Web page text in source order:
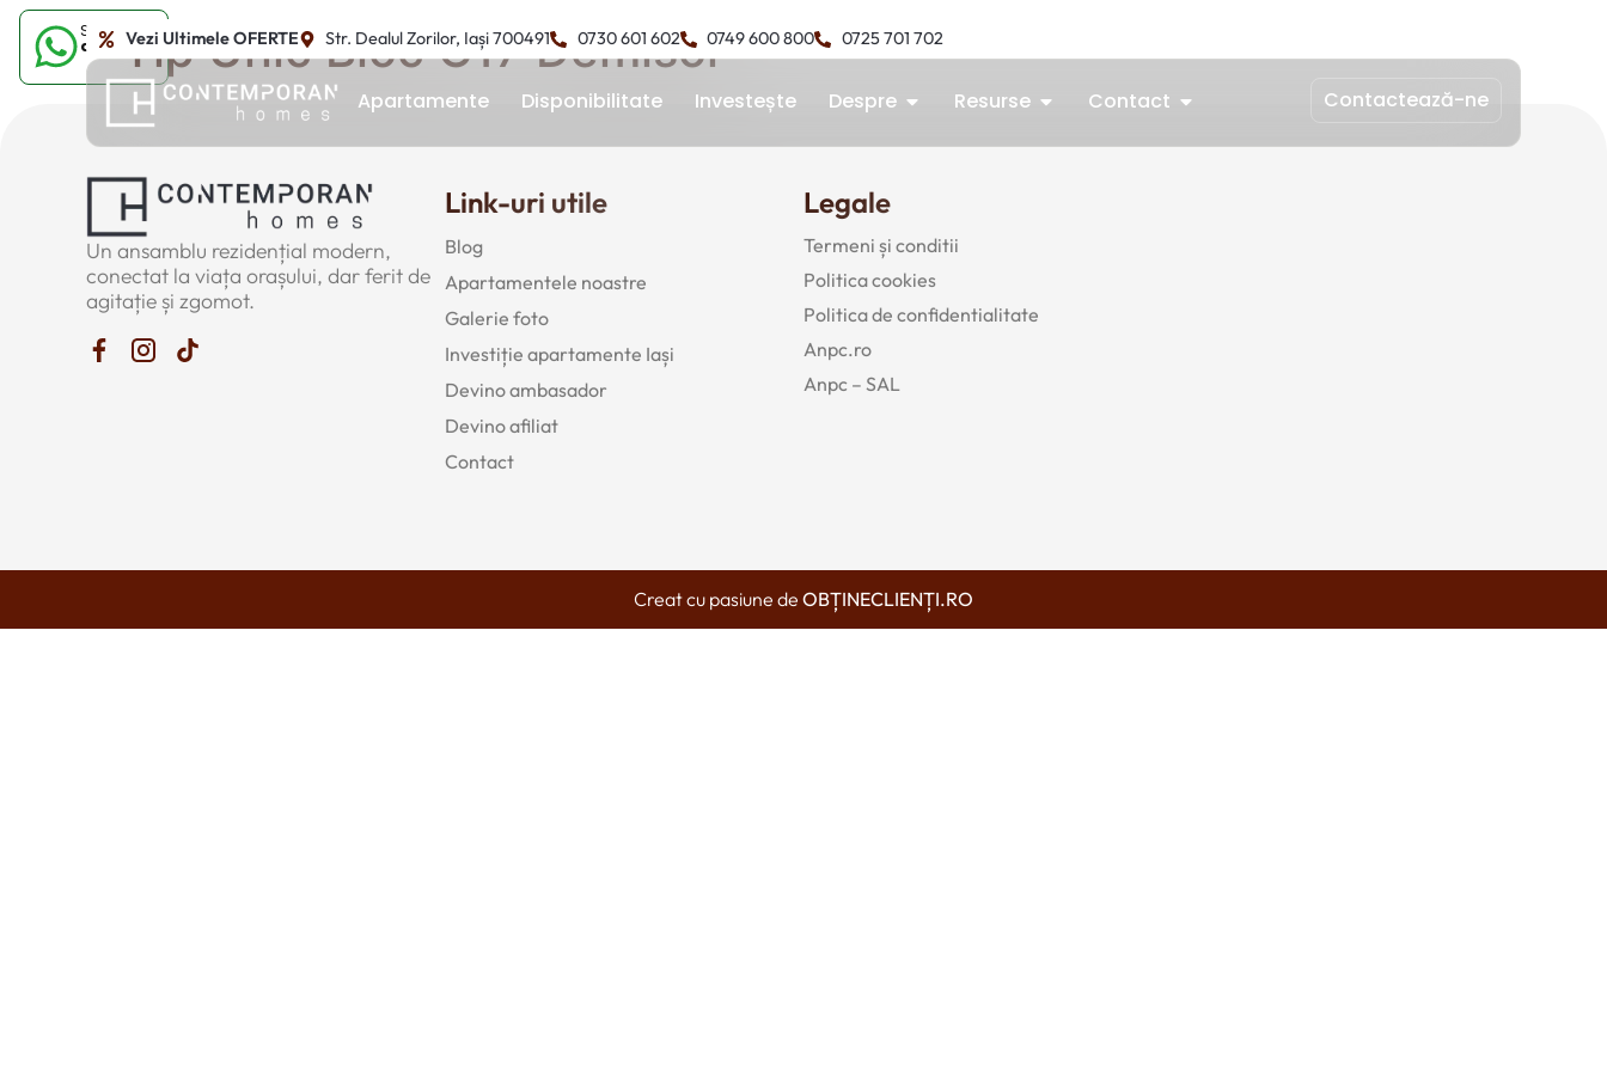
Vezi Ultimele OFERTE Str. Dealul Zorilor, Iași 700491 0730 601 602 0749 600 800 0725 701 702
Apartamente Disponibilitate Investește Despre Resurse Contact Contactează-ne
Tip Unic Bloc C17 Demisol
Sună-ne
acum
Un ansamblu rezidențial modern,
conectat la viața orașului, dar ferit de
agitație și zgomot.
Link-uri utile
Blog
Apartamentele noastre
Galerie foto
Investiție apartamente Iași
Devino ambasador
Devino afiliat
Contact
Legale
Termeni și conditii
Politica cookies
Politica de confidentialitate
Anpc.ro
Anpc – SAL
Creat cu pasiune de OBȚINECLIENȚI.RO